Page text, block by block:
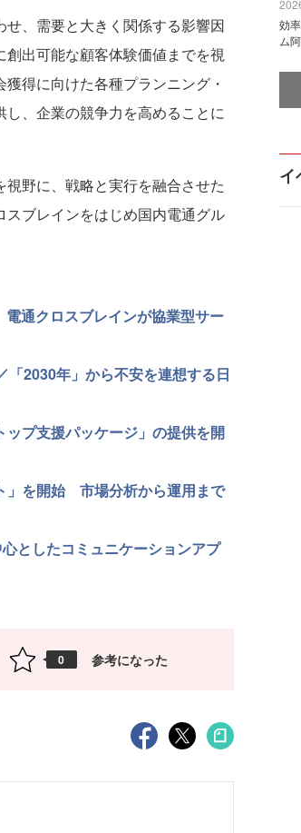
、需要と大きく関係する影響因
出可能な顧客体験価値までを視
得に向けた各種プランニング・
、企業の競争力を高めることに
野に、戦略と実行を融合させた
ブレインをはじめ国内電通グル
通クロスブレインが協業型サー
2030年」から不安を連想する日
プ支援パッケージ」の提供を開
」を開始 市場分析から運用まで
としたコミュニケーションアプ
0 参考になった
効
ム
イ